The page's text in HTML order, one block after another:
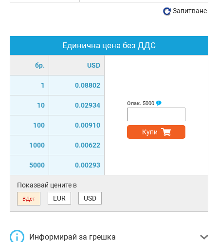
Единична цена без ДДС
бр. USD
1 0.08802
10 0.02934
100 0.00910
1000 0.00622
5000 0.00293
Опак. 5000
Купи
Показвай цените в
ВДст EUR USD
Информирай за грешка
Запитване